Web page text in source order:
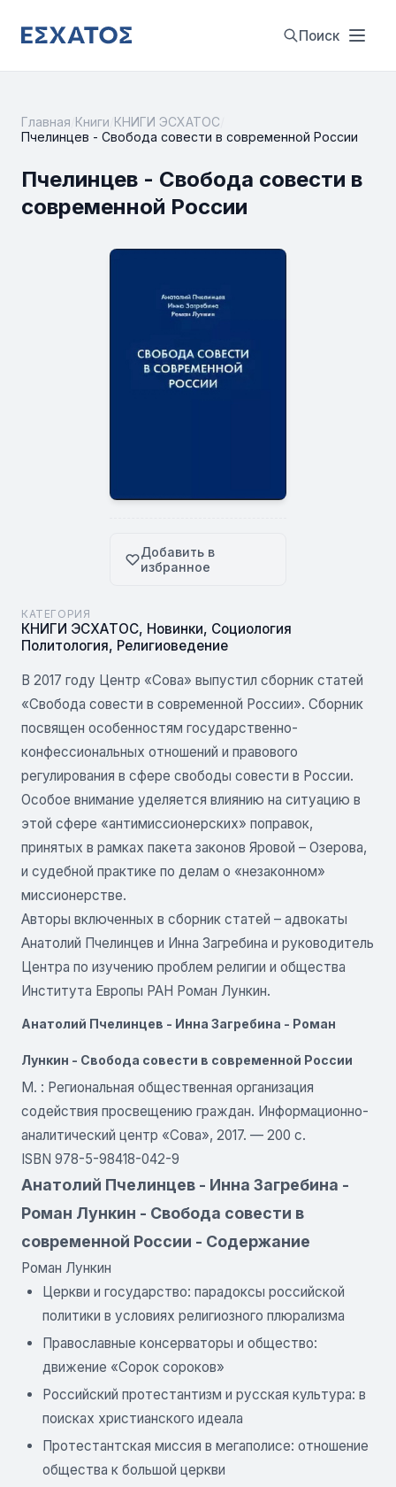
Поиск
Главная Книги КНИГИ ЭСХАТОС
Пчелинцев - Свобода совести в современной России
Пчелинцев - Свобода совести в
современной России
Добавить в
избранное
КАТЕГОРИЯ
КНИГИ ЭСХАТОС, Новинки, Социология
Политология, Религиоведение
В 2017 году Центр «Сова» выпустил сборник статей
«Свобода совести в современной России». Сборник
посвящен особенностям государственно-
конфессиональных отношений и правового
регулирования в сфере свободы совести в России.
Особое внимание уделяется влиянию на ситуацию в
этой сфере «антимиссионерских» поправок,
принятых в рамках пакета законов Яровой – Озерова,
и судебной практике по делам о «незаконном»
миссионерстве.
Авторы включенных в сборник статей – адвокаты
Анатолий Пчелинцев и Инна Загребина и руководитель
Центра по изучению проблем религии и общества
Института Европы РАН Роман Лункин.
Анатолий Пчелинцев - Инна Загребина - Роман
Лункин - Свобода совести в современной России
М. : Региональная общественная организация
содействия просвещению граждан. Информационно-
аналитический центр «Сова», 2017. — 200 c.
ISBN 978-5-98418-042-9
Анатолий Пчелинцев - Инна Загребина -
Роман Лункин - Свобода совести в
современной России - Содержание
Роман Лункин
Церкви и государство: парадоксы российской
политики в условиях религиозного плюрализма
Православные консерваторы и общество:
движение «Сорок сороков»
Российский протестантизм и русская культура: в
поисках христианского идеала
Протестантская миссия в мегаполисе: отношение
общества к большой церкви